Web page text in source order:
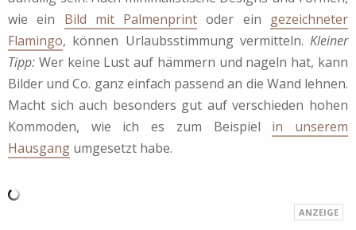
wie ein Bild mit Palmenprint oder ein gezeichneter
Flamingo, können Urlaubsstimmung vermitteln. Kleiner
Tipp: Wer keine Lust auf hämmern und nageln hat, kann
Bilder und Co. ganz einfach passend an die Wand lehnen.
Macht sich auch besonders gut auf verschieden hohen
Kommoden, wie ich es zum Beispiel in unserem
Hausgang umgesetzt habe.